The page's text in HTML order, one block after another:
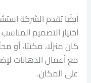
أيضًا تقدم الشركة
اختيار التصميم
كان منزلًا، مكتبًا، أو
مع أعمال الدهانات
على المكان.